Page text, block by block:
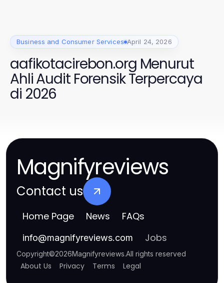
Business and Consumer Services April 24, 2026
aafikotacirebon.org Menurut
Ahli Audit Forensik Terpercaya
di 2026
Magnifyreviews
Contact us
Home Page News FAQs
info@magnifyreviews.com Jobs
Copyright©2026Magnifyreviews.All rights reserved
About Us Privacy Terms Legal